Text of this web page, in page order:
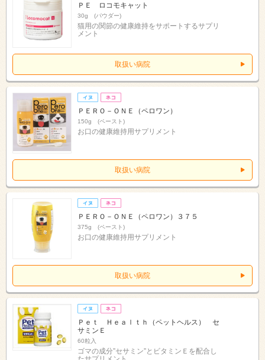
ＰＥ ロコモキャット
30g (パウダー)
猫用の関節の健康維持をサポートするサプリ
メント
取扱い病院
ＰＥＲＯ－ＯＮＥ（ペロワン）
150g (ペースト)
お口の健康維持用サプリメント
取扱い病院
ＰＥＲＯ－ＯＮＥ（ペロワン）３７５
375g (ペースト)
お口の健康維持用サプリメント
取扱い病院
Ｐｅｔ Ｈｅａｌｔｈ（ペットヘルス） セ
サミンＥ
60粒入
ゴマの成分”セサミン”とビタミンＥを配合し